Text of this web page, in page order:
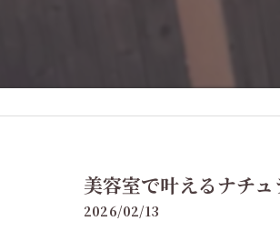
美容室で叶えるナチ
2026/02/13